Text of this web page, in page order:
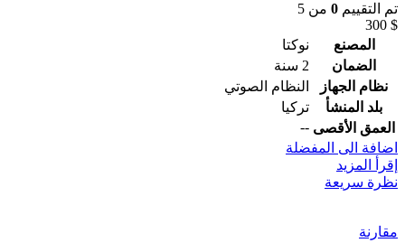
تم التقييم 0 من 5
300 $
المصنع
نوكتا
الضمان
2 سنة
نظام الجهاز
النظام الصوتي
بلد المنشأ
تركيا
العمق الأقصى --
اضافة الى المفضلة
إقرأ المزيد
نظرة سريعة
مقارنة